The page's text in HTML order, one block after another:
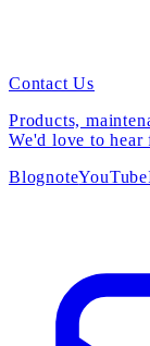
Contact Us
Products,
We'd love to hear
BlognoteYouTube